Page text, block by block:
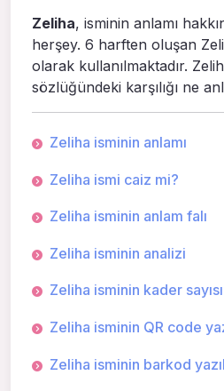
Zeliha, isminin anlamı
herşey. 6 harften oluşan
olarak kullanılmaktadır.
sözlüğündeki karşılığı ne
Zeliha isminin anlamı
Zeliha ismi caiz mi?
Zeliha isminin anlam falı
Zeliha isminin analizi
Zeliha isminin kader sayısı
Zeliha isminin QR code
Zeliha isminin barkod